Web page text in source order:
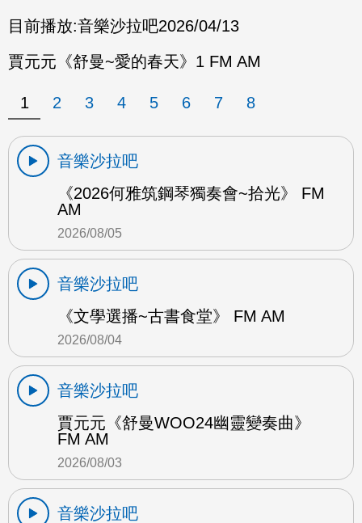
目前播放:音樂沙拉吧2026/04/13
賈元元《舒曼~愛的春天》1 FM AM
1 2 3 4 5 6 7 8
音樂沙拉吧
《2026何雅筑鋼琴獨奏會~拾光》 FM
AM
2026/08/05
音樂沙拉吧
《文學選播~古書食堂》 FM AM
2026/08/04
音樂沙拉吧
賈元元《舒曼WOO24幽靈變奏曲》
FM AM
2026/08/03
音樂沙拉吧